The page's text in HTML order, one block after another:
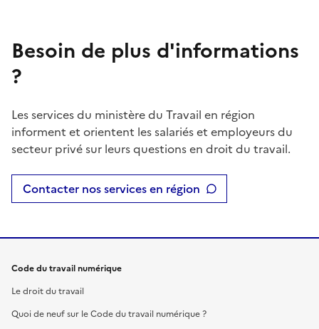
Besoin de plus d'informations
?
Les services du ministère du Travail en région
informent et orientent les salariés et employeurs du
secteur privé sur leurs questions en droit du travail.
Contacter nos services en région
Code du travail numérique
Le droit du travail
Quoi de neuf sur le Code du travail numérique ?